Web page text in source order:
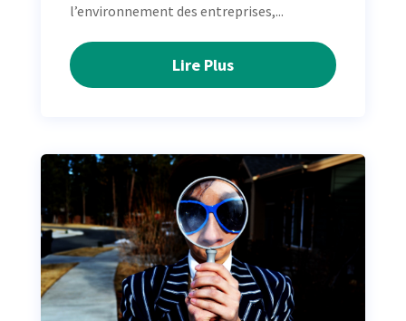
l’environnement des entreprises,...
Lire Plus